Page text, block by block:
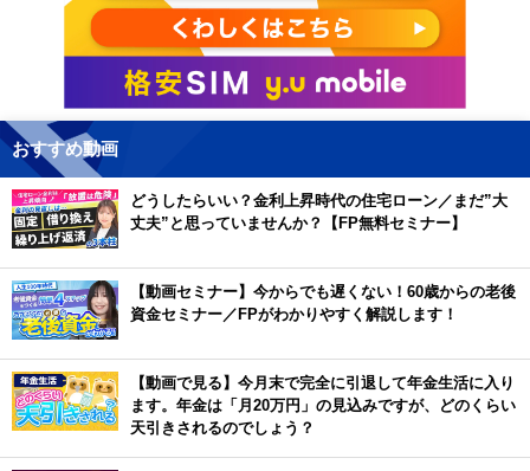
おすすめ動画
どうしたらいい？金利上昇時代の住宅ローン／まだ”大
丈夫”と思っていませんか？【FP無料セミナー】
【動画セミナー】今からでも遅くない！60歳からの老後
資金セミナー／FPがわかりやすく解説します！
【動画で見る】今月末で完全に引退して年金生活に入り
ます。年金は「月20万円」の見込みですが、どのくらい
天引きされるのでしょう？